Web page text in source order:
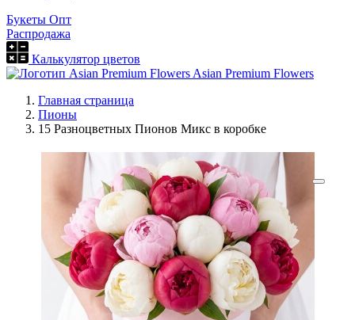
Букеты Опт
Распродажа
Калькулятор цветов
Asian Premium Flowers
Главная страница
Пионы
15 Разноцветных Пионов Микс в коробке